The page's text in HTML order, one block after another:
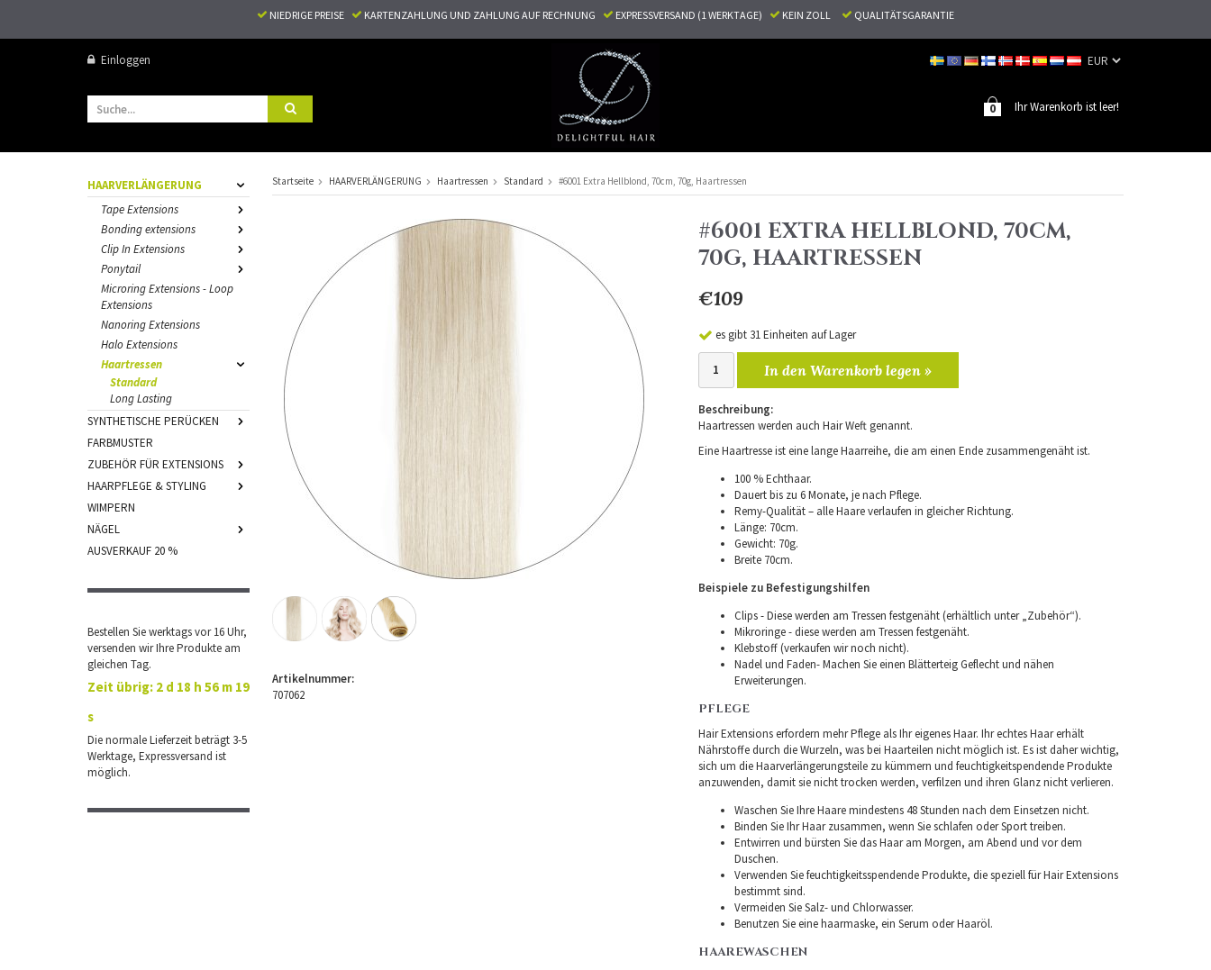
NIEDRIGE PREISE KARTENZAHLUNG UND ZAHLUNG AUF RECHNUNG EXPRESSVERSAND (1 WERKTAGE) KEIN ZOLL QUALITÄTSGARANTIE
Einloggen
Ihr Warenkorb ist leer!
0
HAARVERLÄNGERUNG
Tape Extensions
Bonding extensions
Clip In Extensions
Ponytail
Microring Extensions - Loop
Extensions
Nanoring Extensions
Halo Extensions
Haartressen
Standard
Long Lasting
SYNTHETISCHE PERÜCKEN
FARBMUSTER
ZUBEHÖR FÜR EXTENSIONS
HAARPFLEGE & STYLING
WIMPERN
NÄGEL
AUSVERKAUF 20 %
Bestellen Sie werktags vor 16 Uhr,
versenden wir Ihre Produkte am
gleichen Tag.
Zeit übrig: 2 d 18 h 56 m 19
s
Die normale Lieferzeit beträgt 3-5
Werktage, Expressversand ist
möglich.
Startseite HAARVERLÄNGERUNG Haartressen Standard #6001 Extra Hellblond, 70cm, 70g, Haartressen
#6001 EXTRA HELLBLOND, 70CM,
70G, HAARTRESSEN
€109
es gibt 31 Einheiten auf Lager
In den Warenkorb legen »
Beschreibung:
Haartressen werden auch Hair Weft genannt.
Eine Haartresse ist eine lange Haarreihe, die am einen Ende zusammengenäht ist.
100 % Echthaar.
Dauert bis zu 6 Monate, je nach Pflege.
Remy-Qualität – alle Haare verlaufen in gleicher Richtung.
Länge: 70cm.
Gewicht: 70g.
Breite 70cm.
Beispiele zu Befestigungshilfen
Clips - Diese werden am Tressen festgenäht (erhältlich unter „Zubehör“).
Mikroringe - diese werden am Tressen festgenäht.
Klebstoff (verkaufen wir noch nicht).
Nadel und Faden- Machen Sie einen Blätterteig Geflecht und nähen
Erweiterungen.
PFLEGE
Hair Extensions erfordern mehr Pflege als Ihr eigenes Haar. Ihr echtes Haar erhält
Nährstoffe durch die Wurzeln, was bei Haarteilen nicht möglich ist. Es ist daher wichtig,
sich um die Haarverlängerungsteile zu kümmern und feuchtigkeitspendende Produkte
anzuwenden, damit sie nicht trocken werden, verfilzen und ihren Glanz nicht verlieren.
Waschen Sie Ihre Haare mindestens 48 Stunden nach dem Einsetzen nicht.
Binden Sie Ihr Haar zusammen, wenn Sie schlafen oder Sport treiben.
Entwirren und bürsten Sie das Haar am Morgen, am Abend und vor dem
Duschen.
Verwenden Sie feuchtigkeitsspendende Produkte, die speziell für Hair Extensions
bestimmt sind.
Vermeiden Sie Salz- und Chlorwasser.
Benutzen Sie eine haarmaske, ein Serum oder Haaröl.
HAAREWASCHEN
Artikelnummer:
707062